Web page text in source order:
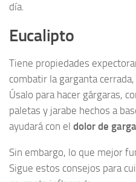
día.
Eucalipto
Tiene propiedades
combatir la garganta
Úsalo para hacer gárgaras,
paletas y jarabe hechos a
ayudará con el dolor de
Sin embargo, lo que mejor
Sigue estos consejos para